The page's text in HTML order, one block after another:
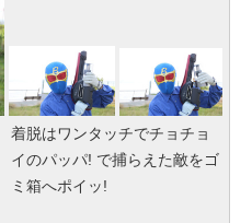
着脱はワンタッチでチョチョ
イのパッパ! で捕らえた敵をゴ
ミ箱へポイッ!